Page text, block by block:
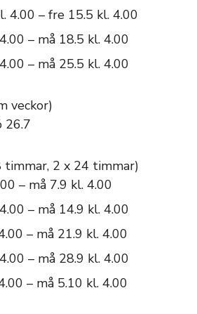
4.00 – fre 15.5 kl. 4.00
– må 18.5 kl. 4.00
– må 25.5 kl. 4.00
veckor)
26.7
timmar, 2 x 24 timmar)
– må 7.9 kl. 4.00
– må 14.9 kl. 4.00
– må 21.9 kl. 4.00
– må 28.9 kl. 4.00
– må 5.10 kl. 4.00